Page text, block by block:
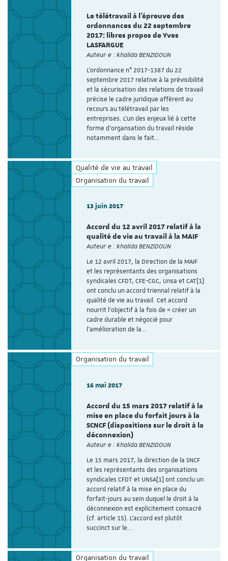
Le télétravail à l'épreuve des
ordonnances du 22 septembre
2017: libres propos de Yves
LASFARGUE
Auteur·e : khalida BENZIDOUN
L'ordonnance n° 2017-1387 du 22
septembre 2017 relative à la prévisibilité
et la sécurisation des relations de travail
précise le cadre juridique afférent au
recours au télétravail par les
entreprises. L'un des enjeux lié à cette
forme d'organsation du travail réside
notamment dans le fait…
Qualité de vie au travail
Organisation du travail
13 juin 2017
Accord du 12 avril 2017 relatif à la
qualité de vie au travail à la MAIF
Auteur·e : khalida BENZIDOUN
Le 12 avril 2017, la Direction de la MAIF
et les représentants des organisations
syndicales CFDT, CFE-CGC, Unsa et CAT[1]
ont conclu un accord triennal relatif à la
qualité de vie au travail. Cet accord
nourrit l’objectif à la fois de « créer un
cadre durable et négocié pour
l’amélioration de la…
Organisation du travail
16 mai 2017
Accord du 15 mars 2017 relatif à la
mise en place du forfait jours à la
SCNCF (dispositions sur le droit à la
déconnexion)
Auteur·e : khalida BENZIDOUN
Le 15 mars 2017, la direction de la SNCF
et les représentants des organisations
syndicales CFDT et UNSA[1] ont conclu un
accord relatif à la mise en place du
forfait-jours au sein duquel le droit à la
déconnexion est explicitement consacré
(cf. article 15). L’accord est plutôt
succinct sur le…
Organisation du travail